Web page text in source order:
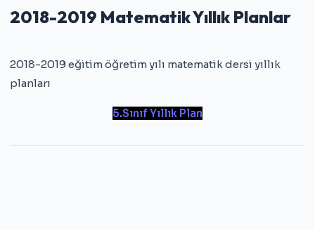
2018-2019 Matematik Yıllık Planlar
2018-2019 eğitim öğretim yılı matematik dersi yıllık
planları
5.Sınıf Yıllık Plan